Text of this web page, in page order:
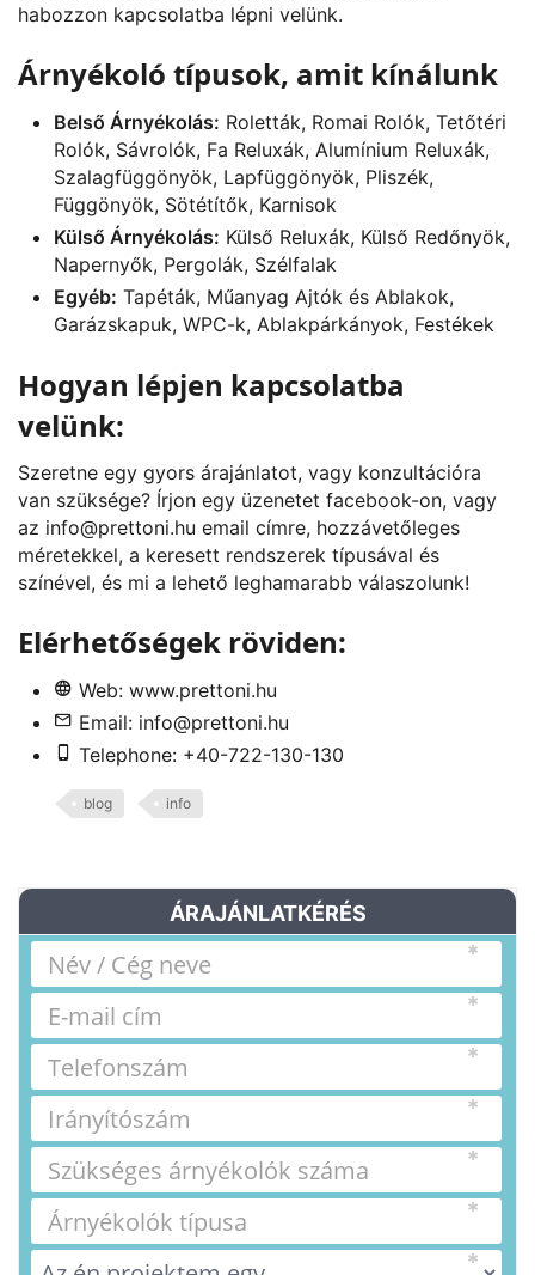
habozzon kapcsolatba lépni velünk.
Árnyékoló típusok, amit kínálunk
Belső Árnyékolás: Roletták, Romai Rolók, Tetőtéri
Rolók, Sávrolók, Fa Reluxák, Alumínium Reluxák,
Szalagfüggönyök, Lapfüggönyök, Pliszék,
Függönyök, Sötétítők, Karnisok
Külső Árnyékolás: Külső Reluxák, Külső Redőnyök,
Napernyők, Pergolák, Szélfalak
Egyéb: Tapéták, Műanyag Ajtók és Ablakok,
Garázskapuk, WPC-k, Ablakpárkányok, Festékek
Hogyan lépjen kapcsolatba
velünk:
Szeretne egy gyors árajánlatot, vagy konzultációra
van szüksége? Írjon egy üzenetet facebook-on, vagy
az info@prettoni.hu email címre, hozzávetőleges
méretekkel, a keresett rendszerek típusával és
színével, és mi a lehető leghamarabb válaszolunk!
Elérhetőségek röviden:
Web: www.prettoni.hu
Email: info@prettoni.hu
Telephone: +40-722-130-130
blog info
ÁRAJÁNLATKÉRÉS